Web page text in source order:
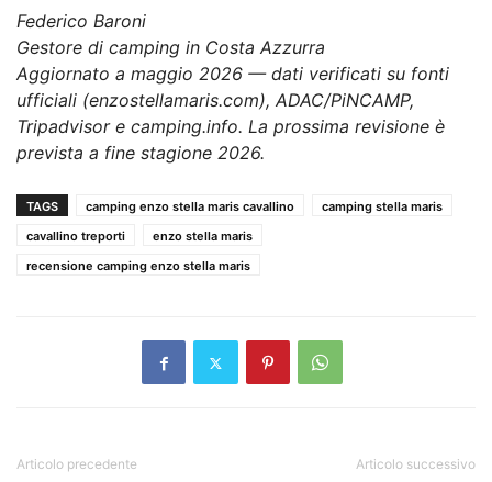
Federico Baroni
Gestore di camping in Costa Azzurra
Aggiornato a maggio 2026 — dati verificati su fonti
ufficiali (enzostellamaris.com), ADAC/PiNCAMP,
Tripadvisor e camping.info. La prossima revisione è
prevista a fine stagione 2026.
TAGS camping enzo stella maris cavallino
camping stella maris
cavallino treporti
enzo stella maris
recensione camping enzo stella maris
Articolo precedente Articolo successivo